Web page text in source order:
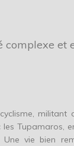
et
Tupamaros,
Une vie bien